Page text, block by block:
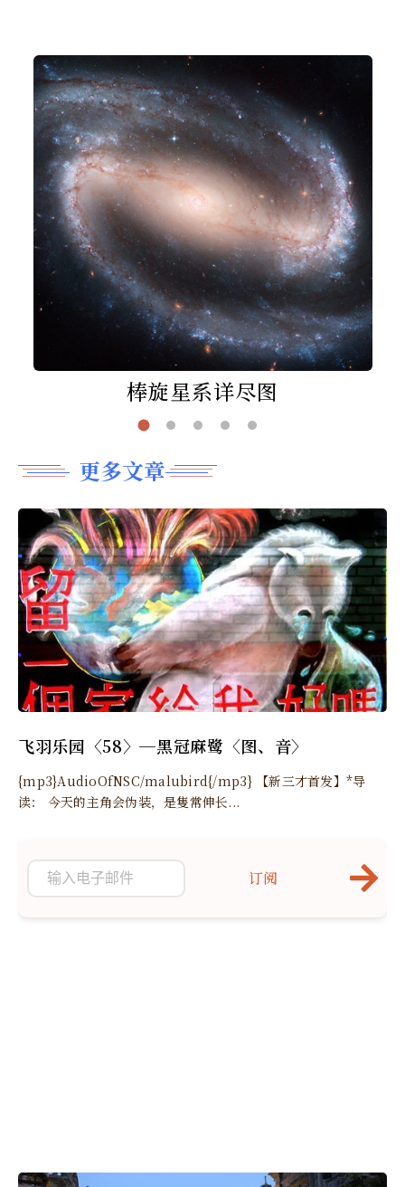
棒旋星系详尽图
更多文章
飞羽乐园〈58〉─黑冠麻鹭〈图、音〉
{mp3}AudioOfNSC/malubird{/mp3} 【新三才首发】*导
读： 今天的主角会伪装，是隻常伸长...
订阅